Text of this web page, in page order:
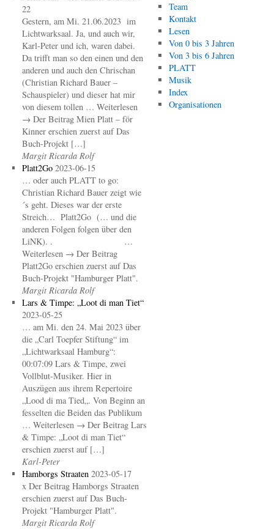
22
Gestern, am Mi. 21.06.2023 im
Lichtwarksaal. Ja, und auch wir,
Karl-Peter und ich, waren dabei.
Da trifft man so den einen und den
anderen und auch den Chrischan
(Christian Richard Bauer –
Schauspieler) und dieser hat mir
von diesem tollen … Weiterlesen
→ Der Beitrag Mien Platt – för
Kinner erschien zuerst auf Das
Buch-Projekt […]
Margit Ricarda Rolf
Platt2Go 2023-06-15
… oder auch PLATT to go:
Christian Richard Bauer zeigt wie
´s geht. Dieses war der erste
Streich… Platt2Go (… und die
anderen Folgen folgen über den
LiNK). . …
Weiterlesen → Der Beitrag
Platt2Go erschien zuerst auf Das
Buch-Projekt "Hamburger Platt".
Margit Ricarda Rolf
Lars & Timpe: „Loot di man Tiet“
2023-05-25
… am Mi. den 24. Mai 2023 über
die „Carl Toepfer Stiftung“ im
„Lichtwarksaal Hamburg“:
00:07:09 Lars & Timpe, zwei
Vollblut-Musiker. Hier in
Auszügen aus ihrem Repertoire
„Lood di ma Tied„. Von Beginn an
fesselten die Beiden das Publikum
… Weiterlesen → Der Beitrag Lars
& Timpe: „Loot di man Tiet“
erschien zuerst auf […]
Karl-Peter
Hamborgs Straaten 2023-05-17
x Der Beitrag Hamborgs Straaten
erschien zuerst auf Das Buch-
Projekt "Hamburger Platt".
Margit Ricarda Rolf
Team
Kontakt
Lesen
Von 0 bis 3 Jahren
Von 3 bis 6 Jahren
PLATT
Musik
Index
Organisationen